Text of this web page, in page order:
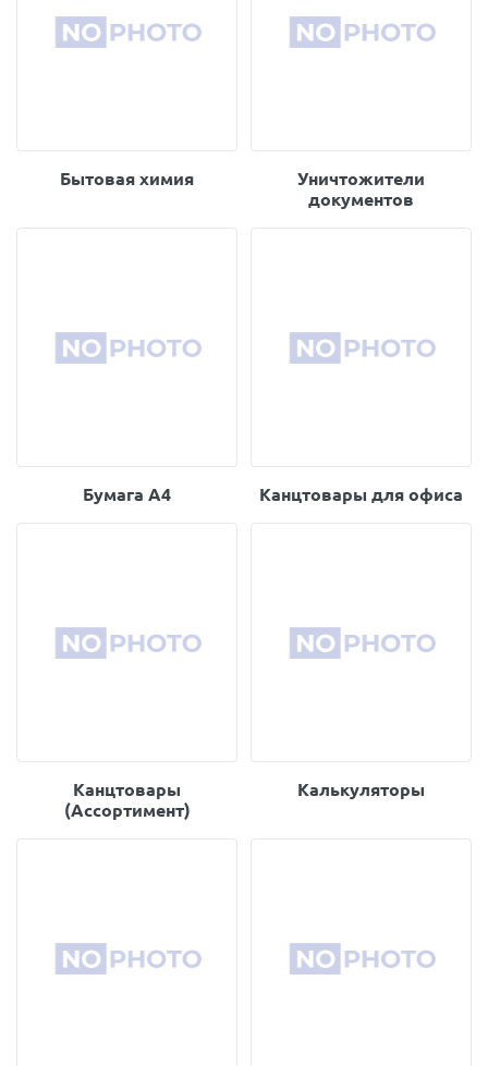
Бытовая химия
Уничтожители
документов
Бумага А4 Канцтовары для офиса
Канцтовары
(Ассортимент)
Калькуляторы